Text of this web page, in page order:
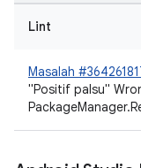
Lint
Masalah
"Positif palsu"